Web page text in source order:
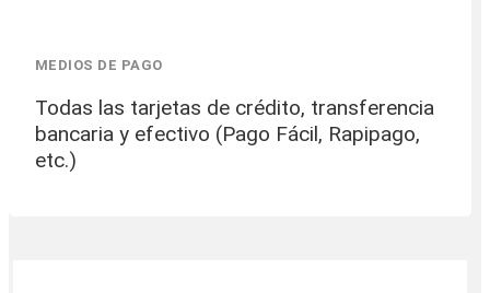
MEDIOS DE PAGO
Todas las tarjetas de crédito, transferencia
bancaria y efectivo (Pago Fácil, Rapipago,
etc.)